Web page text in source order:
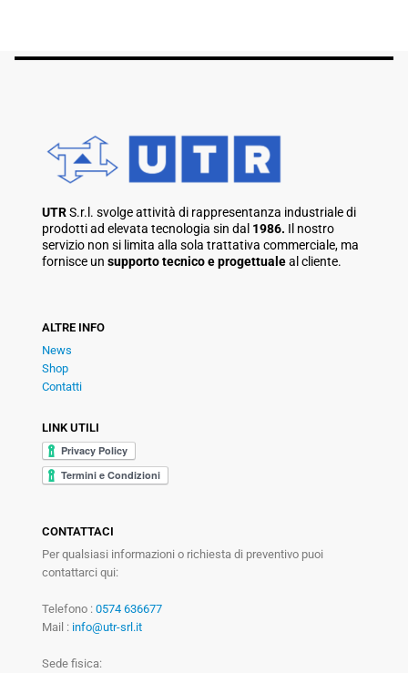
UTRS.r.l. svolge attività di rappresentanza industriale di
prodotti ad elevata tecnologia sin dal 1986. Il nostro
servizio non si limita alla sola trattativa commerciale, ma
fornisce un supporto tecnico e progettualeal cliente.
ALTRE INFO
News
Shop
Contatti
LINK UTILI
CONTATTACI
Per qualsiasi informazioni o richiesta di preventivo puoi
contattarci qui:
Telefono : 0574 636677
Mail : info@utr-srl.it
Sede fisica: